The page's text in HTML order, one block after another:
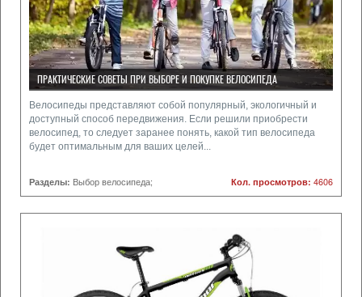
ПРАКТИЧЕСКИЕ СОВЕТЫ ПРИ ВЫБОРЕ И ПОКУПКЕ ВЕЛОСИПЕДА
Велосипеды представляют собой популярный, экологичный и
доступный способ передвижения. Если решили приобрести
велосипед, то следует заранее понять, какой тип велосипеда
будет оптимальным для ваших целей...
Кол. просмотров: 4606
Разделы: Выбор велосипеда;